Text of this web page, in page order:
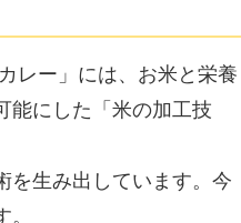
レー」には、お米と栄養
能にした「米の加工技
を生み出しています。今